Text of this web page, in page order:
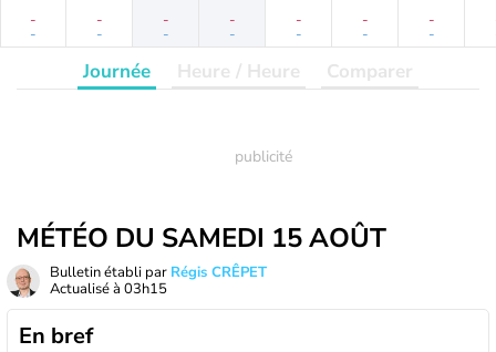
-
-
-
-
-
-
-
-
-
-
-
-
-
-
Journée Heure / Heure Comparer
MÉTÉO DU SAMEDI 15 AOÛT
Bulletin établi par Régis CRÊPET
Actualisé à 03h15
En bref